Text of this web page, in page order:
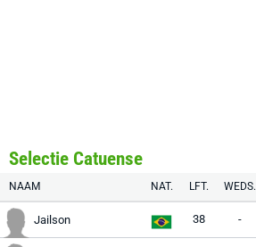
Selectie Catuense
NAAM NAT. LFT. WEDS.
Jailson 38 -